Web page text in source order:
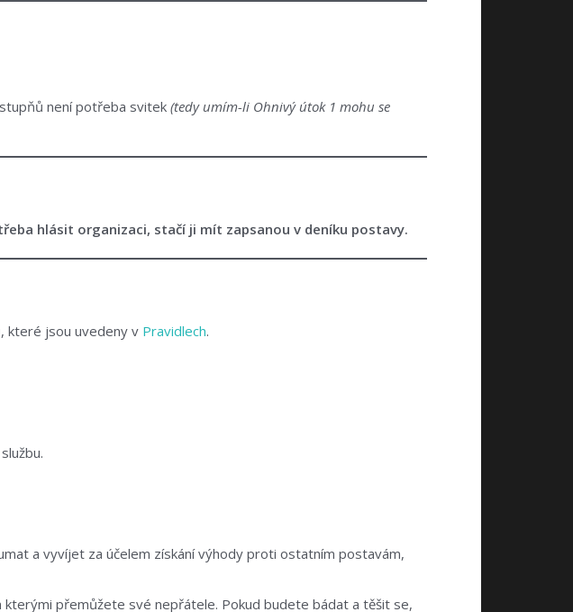
není potřeba svitek (tedy umím-li Ohnivý útok 1 mohu se
hlásit organizaci, stačí ji mít zapsanou v deníku postavy.
které jsou uvedeny v Pravidlech.
a vyvíjet za účelem získání výhody proti ostatním postavám,
kterými přemůžete své nepřátele. Pokud budete bádat a těšit se,